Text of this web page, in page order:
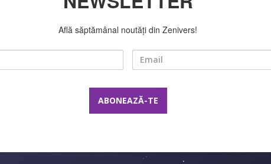
Află săptămânal noutăți din Zenivers!